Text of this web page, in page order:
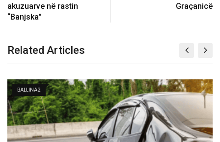
akuzuarve në rastin
“Banjska”
Graçanicë
Related Articles
BALLINA 3